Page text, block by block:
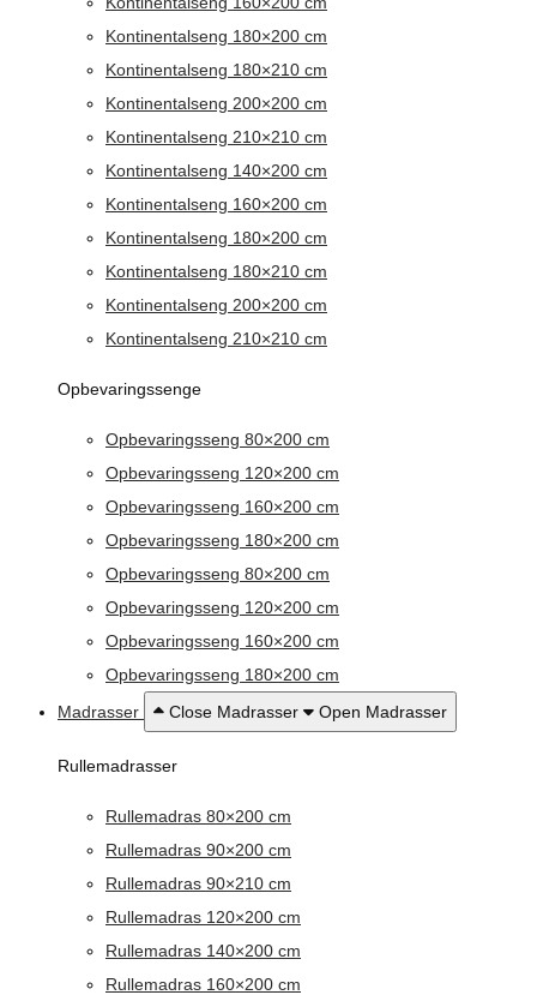
Kontinentalseng 180×200 cm
Kontinentalseng 180×210 cm
Kontinentalseng 200×200 cm
Kontinentalseng 210×210 cm
Kontinentalseng 140×200 cm
Kontinentalseng 160×200 cm
Kontinentalseng 180×200 cm
Kontinentalseng 180×210 cm
Kontinentalseng 200×200 cm
Kontinentalseng 210×210 cm
Opbevaringssenge
Opbevaringsseng 80×200 cm
Opbevaringsseng 120×200 cm
Opbevaringsseng 160×200 cm
Opbevaringsseng 180×200 cm
Opbevaringsseng 80×200 cm
Opbevaringsseng 120×200 cm
Opbevaringsseng 160×200 cm
Opbevaringsseng 180×200 cm
Madrasser
Close Madrasser Open Madrasser
Rullemadrasser
Rullemadras 80×200 cm
Rullemadras 90×200 cm
Rullemadras 90×210 cm
Rullemadras 120×200 cm
Rullemadras 140×200 cm
Rullemadras 160×200 cm